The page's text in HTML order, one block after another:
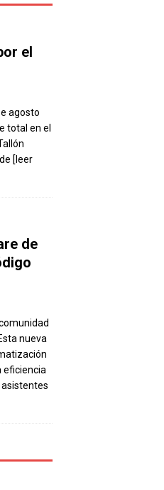
el
agosto
total en el
[leer
de
nueva
eficiencia